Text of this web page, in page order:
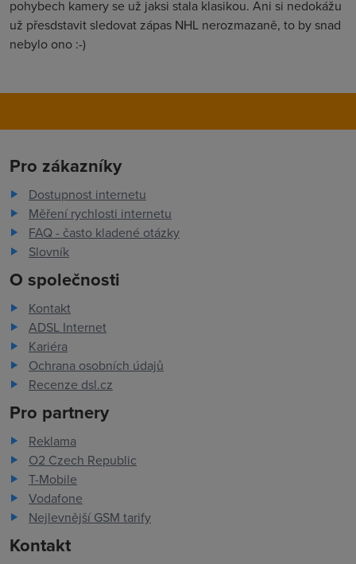
pohybech kamery se už jaksi stala klasikou. Ani si nedokážu
už přesdstavit sledovat zápas NHL nerozmazaně, to by snad
nebylo ono :-)
Pro zákazníky
Dostupnost internetu
Měření rychlosti internetu
FAQ - často kladené otázky
Slovník
O společnosti
Kontakt
ADSL Internet
Kariéra
Ochrana osobních údajů
Recenze dsl.cz
Pro partnery
Reklama
O2 Czech Republic
T-Mobile
Vodafone
Nejlevnější GSM tarify
Kontakt